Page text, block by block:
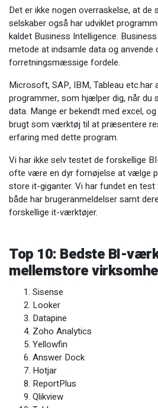
Det er ikke nogen overraskelse, at
selskaber også har udviklet
kaldet Business Intelligence.
metode at indsamle data og anvende
forretningsmæssige fordele.
Microsoft, SAP, IBM, Tableau etc.har
programmer, som hjælper dig, når du
data. Mange er bekendt med excel,
brugt som værktøj til at præsentere
erfaring med dette program.
Vi har ikke selv testet de forskellige
ofte være en dyr fornøjelse at vælge
store it-giganter. Vi har fundet en
både har brugeranmeldelser samt
forskellige it-værktøjer.
Top 10: Bedste BI-
mellemstore
Sisense
Looker
Datapine
Zoho Analytics
Yellowfin
Answer Dock
Hotjar
ReportPlus
Qlikview